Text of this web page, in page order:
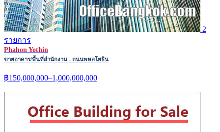
2
รายการ
Phahon Yothin
ขายอาคาร/พื้นที่สำนักงาน - ถนนพหลโยธิน
฿150,000,000–1,000,000,000